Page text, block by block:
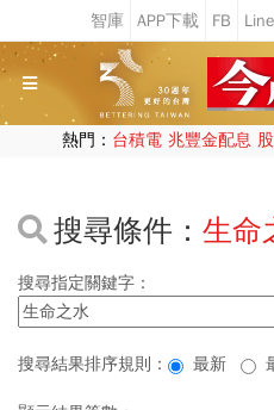
熱門： 台積電 兆豐金配息
搜尋條件： 生命
搜尋指定關鍵字：
搜尋結果排序規則： 最新